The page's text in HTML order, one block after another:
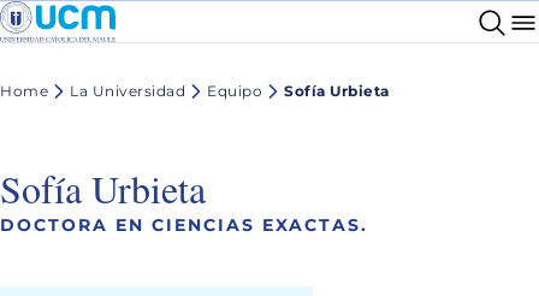
Home La Universidad Equipo Sofía Urbieta
Sofía Urbieta
DOCTORA EN CIENCIAS EXACTAS.